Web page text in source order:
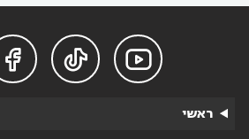



ראשי